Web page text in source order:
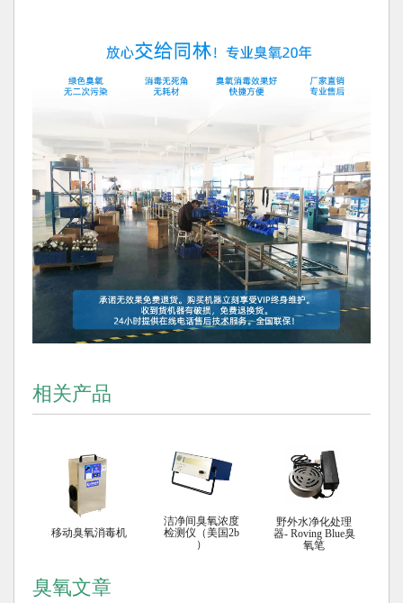
相关产品
移动臭氧消毒机
洁净间臭氧浓度
检测仪（美国2b
）
野外水净化处理
器- Roving Blue臭
氧笔
臭氧文章